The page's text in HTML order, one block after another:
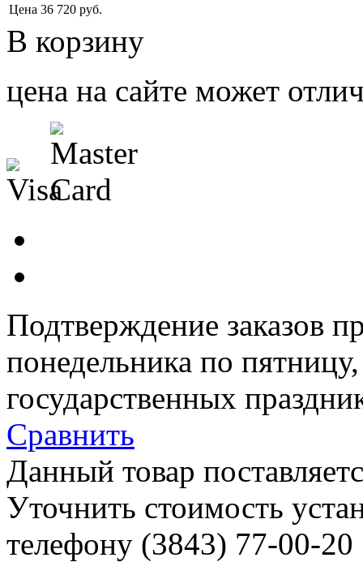
Цена 36 720 руб.
В корзину
цена на сайте может
Подтверждение заказов
понедельника по
государственных
Сравнить
Данный товар
Уточнить стоимость
телефону (3843) 77-00-20